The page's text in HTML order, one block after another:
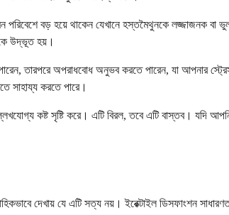
বড় হয়ে থাকেন যেখানে হস্তমৈথুনকে লজ্জাজনক
উদ্ভূত হয়।
তারপরে অপরাধবোধ অনুভব করতে পারেন, যা আপনার
সাহায্য করতে পারে।
কষ্ট সৃষ্টি করে। এটি বিরল, তবে এটি বাস্তব। যদি আপনি
দেখায় যে এটি সত্য নয়। ইরেক্টাইল ডিসফাংশন